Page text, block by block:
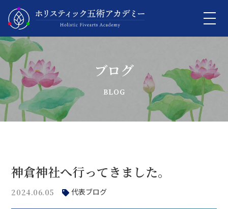
ブログ
神倉神社へ行ってきました。
2024.06.05 代表ブログ